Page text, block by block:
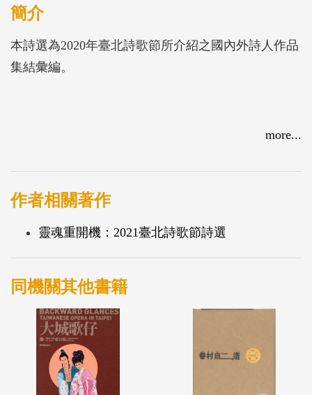
簡介
本詩選為2020年臺北詩歌節所介紹之國內外詩人作品
集結彙編。
more...
作者相關著作
靈魂重開機：2021臺北詩歌節詩選
同機關其他書籍